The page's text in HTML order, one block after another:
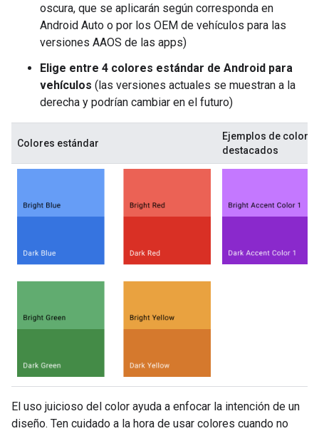
oscura, que se aplicarán según corresponda en
Android Auto o por los OEM de vehículos para las
versiones AAOS de las apps)
Elige entre 4 colores estándar de Android para
vehículos (las versiones actuales se muestran a la
derecha y podrían cambiar en el futuro)
Colores estándar
Ejemplos de
destacados
El uso juicioso del color ayuda a enfocar la intención de un
diseño. Ten cuidado a la hora de usar colores cuando no